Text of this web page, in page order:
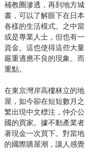
補教圈滲透，再到地方
書，可以了解眼下在日
各樣的生活模式。之中
或是專業人士，但也有
資金。這也使得這些大
嚴重適應不良的現象。
重點。
在東京灣岸高樓林立的
屋，如今卻在短短數月
繁出現中文標注，仲介
國的買家。據不動產業
著現金一次買下。對當
的國際購屋潮，讓人感